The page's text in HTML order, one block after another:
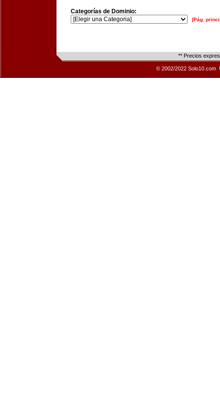
Categorías de Dominio:
[Pág.
** Precios
© 2002/2022 Solo10.com